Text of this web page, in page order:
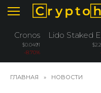
Перейти
содержанию
Cronos
$0.0491
-8.70%
Lido Staked
ГЛАВНАЯ » НОВОСТИ